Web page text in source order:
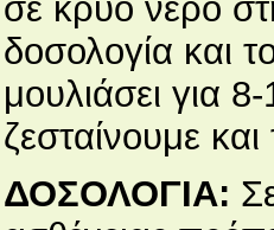
σε κρύο νερό
δοσολογία και
μουλιάσει για
ζεσταίνουμε
ΔΟΣΟΛΟΓΙΑ: